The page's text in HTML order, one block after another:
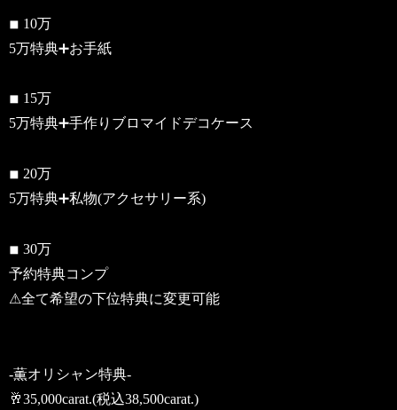
◾︎ 10万
5万特典➕お手紙
◾︎ 15万
5万特典➕手作りブロマイドデコケース
◾︎ 20万
5万特典➕私物(アクセサリー系)
◾︎ 30万
予約特典コンプ
⚠︎︎全て希望の下位特典に変更可能
-薫オリシャン特典-
🥂35,000carat.(税込38,500carat.)